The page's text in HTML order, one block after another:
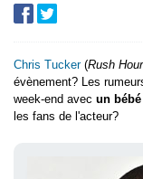
Chris Tucker(Rush Hour
évènement? Les
week-end avec un
les fans de l'acteur?